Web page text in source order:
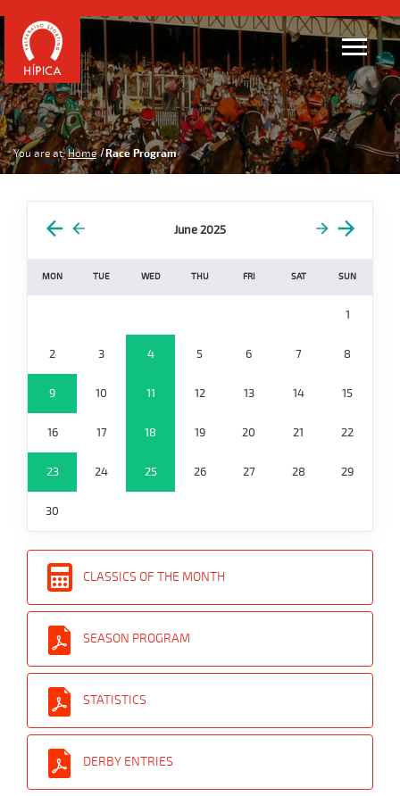
You are at: Home Race Program
June 2025
MON TUE WED THU FRI SAT SUN
1
2 3 4 5 6 7 8
9 10 11 12 13 14 15
16 17 18 19 20 21 22
23 24 25 26 27 28 29
30
CLASSICS OF THE MONTH
SEASON PROGRAM
STATISTICS
DERBY ENTRIES